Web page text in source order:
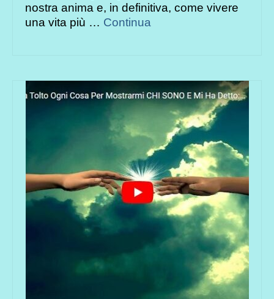
nostra anima e, in definitiva, come vivere
una vita più … Continua